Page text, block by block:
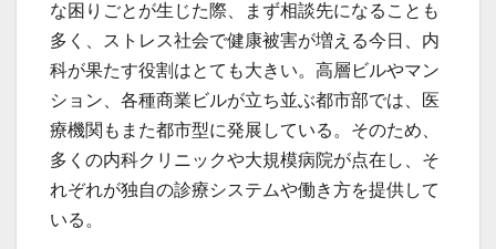
な困りごとが生じた際、まず相談先になることも
多く、ストレス社会で健康被害が増える今日、内
科が果たす役割はとても大きい。高層ビルやマン
ション、各種商業ビルが立ち並ぶ都市部では、医
療機関もまた都市型に発展している。そのため、
多くの内科クリニックや大規模病院が点在し、そ
れぞれが独自の診療システムや働き方を提供して
いる。